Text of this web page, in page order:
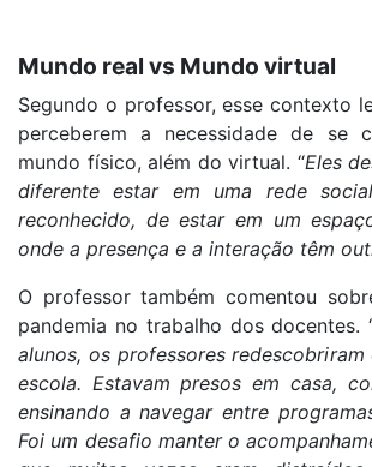
Mundo real vs Mundo virtual
Segundo o professor, esse contexto
perceberem a necessidade de se
mundo físico, além do virtual. “Eles
diferente estar em uma rede
reconhecido, de estar em um
onde a presença e a interação têm
O professor também comentou
pandemia no trabalho dos docentes.
alunos, os professores
escola. Estavam presos em casa,
ensinando a navegar entre
Foi um desafio manter o